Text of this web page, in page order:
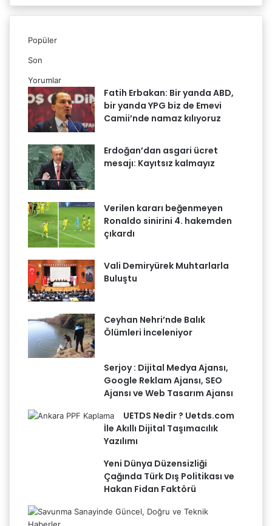
Popüler
Son
Yorumlar
Fatih Erbakan: Bir yanda ABD,
bir yanda YPG biz de Emevi
Camii’nde namaz kılıyoruz
Erdoğan’dan asgari ücret
mesajı: Kayıtsız kalmayız
Verilen kararı beğenmeyen
Ronaldo sinirini 4. hakemden
çıkardı
Vali Demiryürek Muhtarlarla
Buluştu
Ceyhan Nehri’nde Balık
Ölümleri İnceleniyor
Serjoy : Dijital Medya Ajansı,
Google Reklam Ajansı, SEO
Ajansı ve Web Tasarım Ajansı
UETDS Nedir ? Uetds.com
İle Akıllı Dijital Taşımacılık
Yazılımı
Yeni Dünya Düzensizliği
Çağında Türk Dış Politikası ve
Hakan Fidan Faktörü